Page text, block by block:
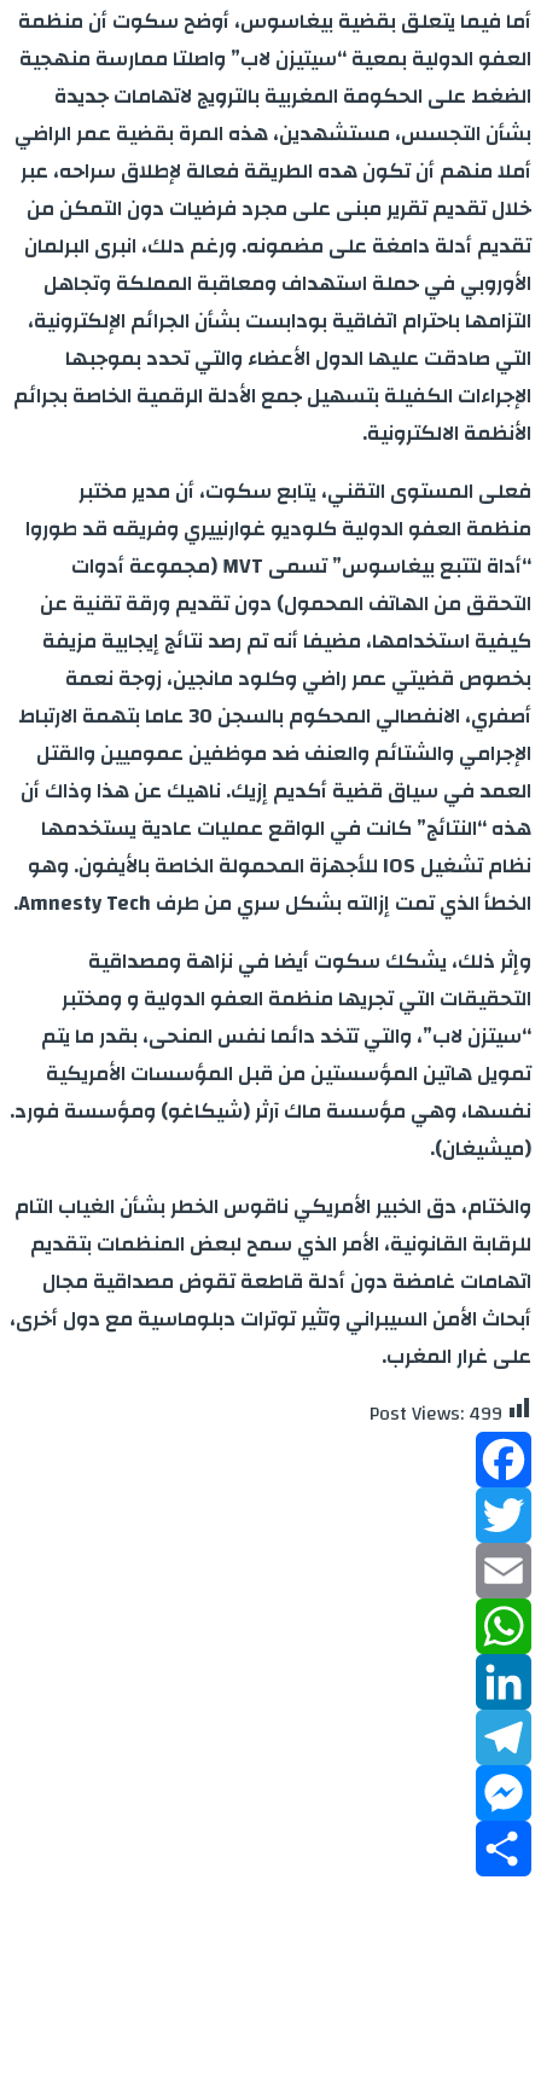
أما فيما يتعلق بقضية بيغاسوس، أوضح سكوت أن منظمة
العفو الدولية بمعية “سيتيزن لاب” واصلتا ممارسة منهجية
الضغط على الحكومة المغربية بالترويج لاتهامات جديدة
بشأن التجسس، مستشهدين، هذه المرة بقضية عمر الراضي
أملا منهم أن تكون هده الطريقة فعالة لإطلاق سراحه، عبر
خلال تقديم تقرير مبنى على مجرد فرضيات دون التمكن من
تقديم أدلة دامغة على مضمونه. ورغم دلك، انبرى البرلمان
الأوروبي في حملة استهداف ومعاقبة المملكة وتجاهل
التزامها باحترام اتفاقية بودابست بشأن الجرائم الإلكترونية،
التي صادقت عليها الدول الأعضاء والتي تحدد بموجبها
الإجراءات الكفيلة بتسهيل جمع الأدلة الرقمية الخاصة بجرائم
الأنظمة الالكترونية.
فعلى المستوى التقني، يتابع سكوت، أن مدير مختبر
منظمة العفو الدولية كلوديو غوارنييري وفريقه قد طوروا
“أداة لتتبع بيغاسوس” تسمى MVT (مجموعة أدوات
التحقق من الهاتف المحمول) دون تقديم ورقة تقنية عن
كيفية استخدامها، مضيفا أنه تم رصد نتائج إيجابية مزيفة
بخصوص قضيتي عمر راضي وكلود مانجين، زوجة نعمة
أصفري، الانفصالي المحكوم بالسجن 30 عاما بتهمة الارتباط
الإجرامي والشتائم والعنف ضد موظفين عموميين والقتل
العمد في سياق قضية أكديم إزيك. ناهيك عن هذا وذاك أن
هذه “النتائج” كانت في الواقع عمليات عادية يستخدمها
نظام تشغيل IOS للأجهزة المحمولة الخاصة بالأيفون. وهو
الخطأ الذي تمت إزالته بشكل سري من طرف Amnesty Tech.
وإثر ذلك، يشكك سكوت أيضا في نزاهة ومصداقية
التحقيقات التي تجريها منظمة العفو الدولية و ومختبر
“سيتزن لاب”، والتي تتخد دائما نفس المنحى، بقدر ما يتم
تمويل هاتين المؤسستين من قبل المؤسسات الأمريكية
نفسها، وهي مؤسسة ماك آرثر (شيكاغو) ومؤسسة فورد.
(ميشيغان).
والختام، دق الخبير الأمريكي ناقوس الخطر بشأن الغياب التام
للرقابة القانونية، الأمر الذي سمح لبعض المنظمات بتقديم
اتهامات غامضة دون أدلة قاطعة تقوض مصداقية مجال
أبحاث الأمن السيبراني وتثير توترات دبلوماسية مع دول أخرى،
على غرار المغرب.
Post Views:499
Facebook
Twitter
Email
WhatsApp
LinkedIn
Telegram
Messenger